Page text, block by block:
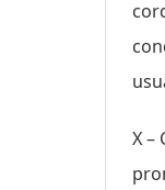
X –